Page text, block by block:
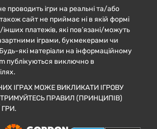
проводить ігри на реальні та/або
також сайт не приймає ні в якій формі
платежів, які пов’язані/можуть
іграми, букмекерами чи
які матеріали на інформаційному
публікуються виключно в
ІГРАХ МОЖЕ ВИКЛИКАТИ ІГРОВУ
ПРАВИЛ (ПРИНЦИПІВ)
ГРИ.